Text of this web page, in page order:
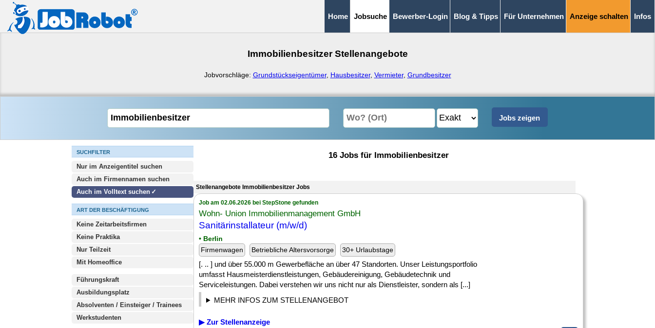
Home Jobsuche Bewerber-Login Blog & Tipps Für Unternehmen Anzeige schalten Infos
Immobilienbesitzer Stellenangebote
Jobvorschläge: Grundstückseigentümer, Hausbesitzer, Vermieter, Grundbesitzer
SUCHFILTER
Nur im Anzeigentitel suchen
Auch im Firmennamen suchen
Auch im Volltext suchen
ART DER BESCHÄFTIGUNG
Keine Zeitarbeitsfirmen
Keine Praktika
Nur Teilzeit
Mit Homeoffice
Führungskraft
Ausbildungsplatz
Absolventen / Einsteiger / Trainees
Werkstudenten
16 Jobs für Immobilienbesitzer
Stellenangebote Immobilienbesitzer Jobs
Job am 02.06.2026 bei StepStone gefunden
Wohn- Union Immobilienmanagement GmbH
Sanitärinstallateur (m/w/d)
• Berlin
Firmenwagen
Betriebliche Altersvorsorge 30+ Urlaubstage
[. .. ] und über 55.000 m Gewerbefläche an über 47 Standorten. Unser Leistungsportfolio
umfasst Hausmeisterdienstleistungen, Gebäudereinigung, Gebäudetechnik und
Serviceleistungen. Dabei verstehen wir uns nicht nur als Dienstleister, sondern als [...]
MEHR INFOS ZUM STELLENANGEBOT
▶ Zur Stellenanzeige